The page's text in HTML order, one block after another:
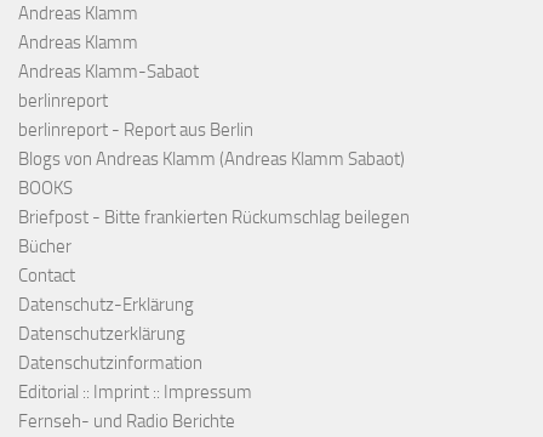
Andreas Klamm
Andreas Klamm
Andreas Klamm-Sabaot
berlinreport
berlinreport - Report aus Berlin
Blogs von Andreas Klamm (Andreas Klamm Sabaot)
BOOKS
Briefpost - Bitte frankierten Rückumschlag beilegen
Bücher
Contact
Datenschutz-Erklärung
Datenschutzerklärung
Datenschutzinformation
Editorial :: Imprint :: Impressum
Fernseh- und Radio Berichte